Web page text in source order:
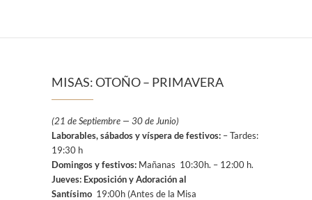
MISAS: OTOÑO – PRIMAVERA
(21 de Septiembre — 30 de Junio)
Laborables, sábados y víspera de festivos: – Tardes:
19:30 h
Domingos y festivos: Mañanas 10:30h. – 12:00 h.
Jueves: Exposición y Adoración al
Santísimo 19:00h (Antes de la Misa